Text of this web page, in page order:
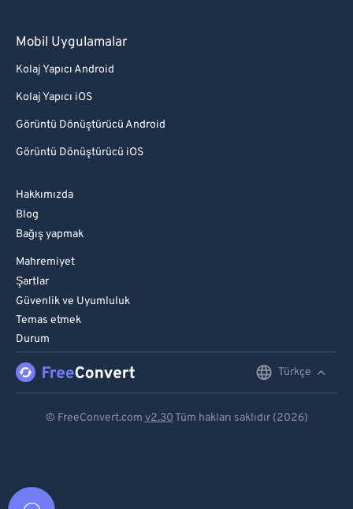
Mobil Uygulamalar
Kolaj Yapıcı Android
Kolaj Yapıcı iOS
Görüntü Dönüştürücü Android
Görüntü Dönüştürücü iOS
Hakkımızda
Blog
Bağış yapmak
Mahremiyet
Şartlar
Güvenlik ve Uyumluluk
Temas etmek
Durum
Türkçe
© FreeConvert.com v2.30 Tüm hakları saklıdır (2026)